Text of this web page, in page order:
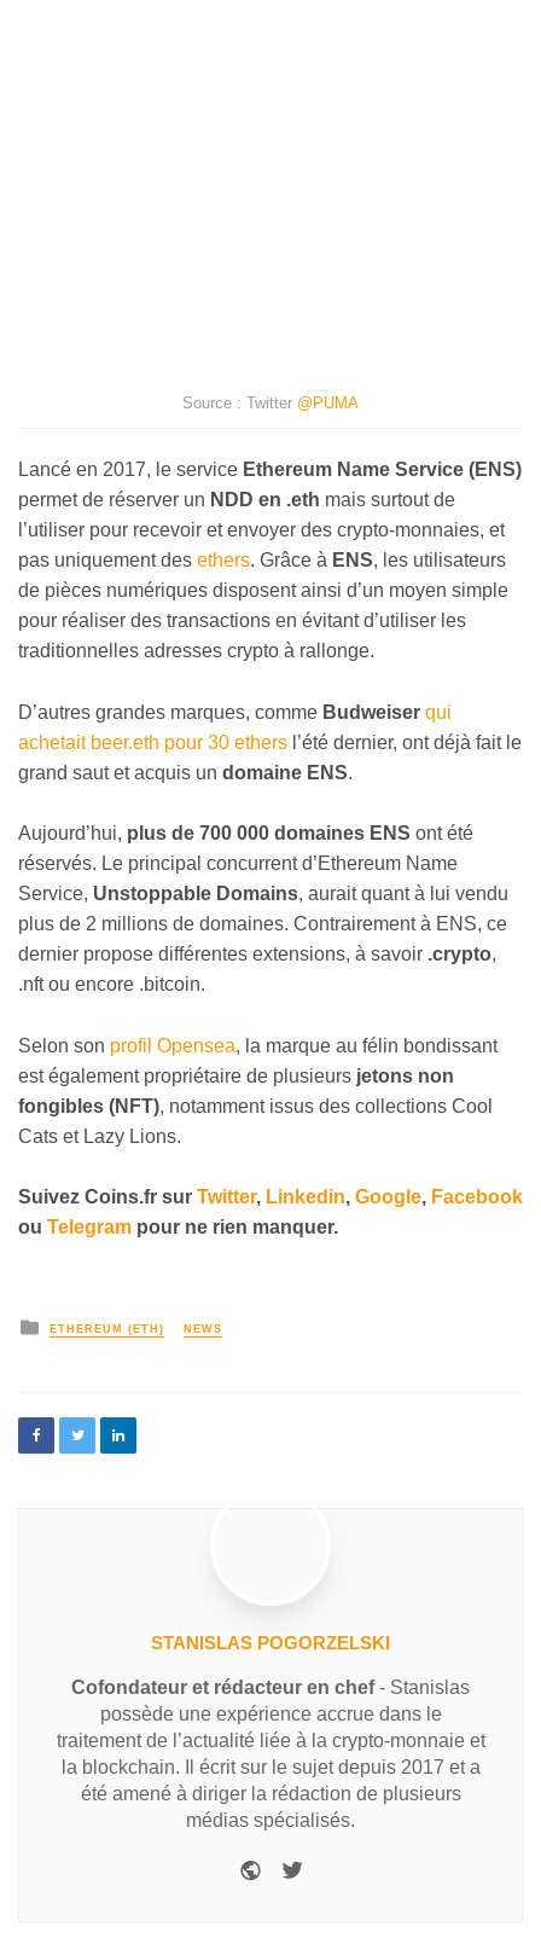
Source : Twitter @PUMA
Lancé en 2017, le service Ethereum Name Service (ENS)
permet de réserver un NDD en .eth mais surtout de
l’utiliser pour recevoir et envoyer des crypto-monnaies, et
pas uniquement des ethers. Grâce à ENS, les utilisateurs
de pièces numériques disposent ainsi d’un moyen simple
pour réaliser des transactions en évitant d’utiliser les
traditionnelles adresses crypto à rallonge.
D’autres grandes marques, comme Budweiser qui
achetait beer.eth pour 30 ethers l’été dernier, ont déjà fait le
grand saut et acquis un domaine ENS.
Aujourd’hui, plus de 700 000 domaines ENS ont été
réservés. Le principal concurrent d’Ethereum Name
Service, Unstoppable Domains, aurait quant à lui vendu
plus de 2 millions de domaines. Contrairement à ENS, ce
dernier propose différentes extensions, à savoir .crypto,
.nft ou encore .bitcoin.
Selon son profil Opensea, la marque au félin bondissant
est également propriétaire de plusieurs jetons non
fongibles (NFT), notamment issus des collections Cool
Cats et Lazy Lions.
Suivez Coins.fr sur Twitter, Linkedin, Google, Facebook
ou Telegram pour ne rien manquer.
ETHEREUM (ETH) NEWS
STANISLAS POGORZELSKI
Cofondateur et rédacteur en chef- Stanislas
possède une expérience accrue dans le
traitement de l’actualité liée à la crypto-monnaie et
la blockchain. Il écrit sur le sujet depuis 2017 et a
été amené à diriger la rédaction de plusieurs
médias spécialisés.